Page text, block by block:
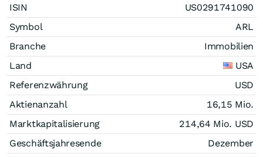
ISIN
US0291741090
Symbol
ARL
Branche
Immobilien
Land
USA
Referenzwährung
USD
Aktienanzahl
16,15 Mio.
Marktkapitalisierung
214,64 Mio. USD
Geschäftsjahresende
Dezember